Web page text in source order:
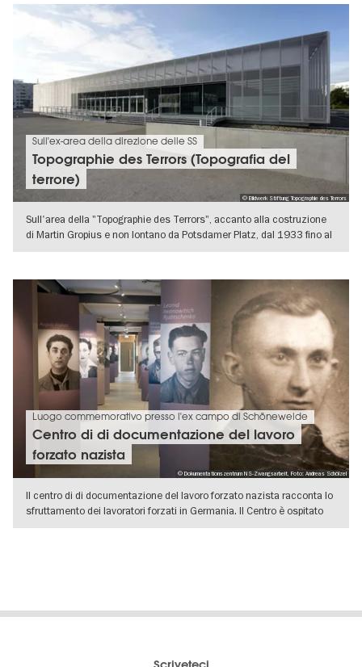
© Bildwerk Stiftung Topographie des Terrors
Sull'ex-area della direzione delle SS
Topographie des Terrors (Topografia del
terrore)
Sull'area della "Topographie des Terrors", accanto alla costruzione
di Martin Gropius e non lontano da Potsdamer Platz, dal 1933 fino al
© Dokumentationszentrum NS-Zwangsarbeit, Foto: Andreas Schölzel
Luogo commemorativo presso l'ex campo di Schöneweide
Centro di di documentazione del lavoro
forzato nazista
Il centro di di documentazione del lavoro forzato nazista racconta lo
sfruttamento dei lavoratori forzati in Germania. Il Centro è ospitato